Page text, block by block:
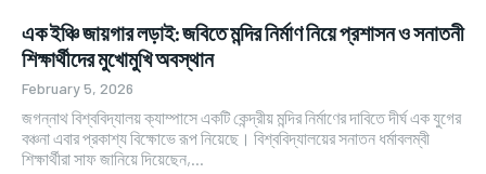
এক ইঞ্চি জায়গার লড়াই: জবিতে মন্দির নির্মাণ নিয়ে প্রশাসন ও সনাতনী
শিক্ষার্থীদের মুখোমুখি অবস্থান
February 5, 2026
জগন্নাথ বিশ্ববিদ্যালয় ক্যাম্পাসে একটি কেন্দ্রীয় মন্দির নির্মাণের দাবিতে দীর্ঘ এক যুগের
বঞ্চনা এবার প্রকাশ্য বিক্ষোভে রূপ নিয়েছে। বিশ্ববিদ্যালয়ের সনাতন ধর্মাবলম্বী
শিক্ষার্থীরা সাফ জানিয়ে দিয়েছেন,...